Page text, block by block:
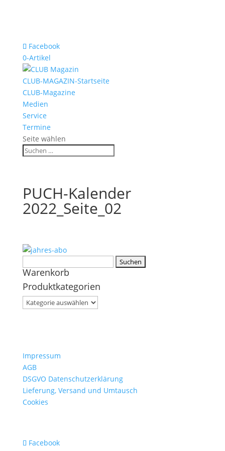
Facebook
0-Artikel
CLUB-MAGAZIN-Startseite
CLUB-Magazine
Medien
Service
Termine
Seite wählen
PUCH-Kalender
2022_Seite_02
nach:
Warenkorb
Produktkategorien
Impressum
AGB
DSGVO Datenschutzerklärung
Lieferung, Versand und Umtausch
Cookies
Facebook